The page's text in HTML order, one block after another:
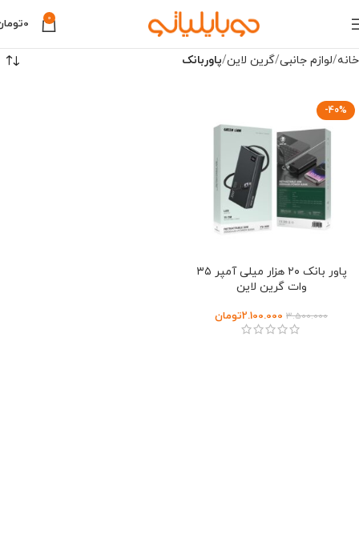
0
0
خانه لوازم جانبی گرین لاین پاوربانک
-40%
پاور بانک ۲۰ هزار میلی آمپر ۳۵
وات گرین لاین
3.500.000
2.100.000تومان